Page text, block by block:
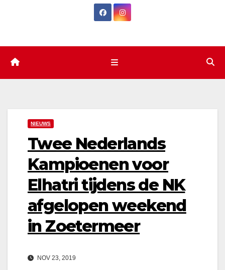
NIEUWS
Twee Nederlands
Kampioenen voor
Elhatri tijdens de NK
afgelopen weekend
in Zoetermeer
NOV 23, 2019